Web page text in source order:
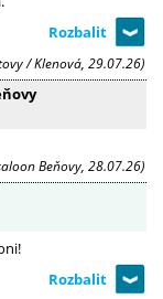
/ Klenová, 29.07.26)
Beňovy, 28.07.26)